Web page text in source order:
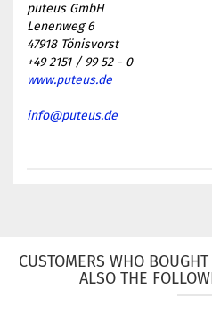
puteus GmbH
Lenenweg 6
47918 Tönisvorst
+49 2151 / 99 52 - 0
www.puteus.de
info@puteus.de
CUSTOMERS WHO
ALSO THE